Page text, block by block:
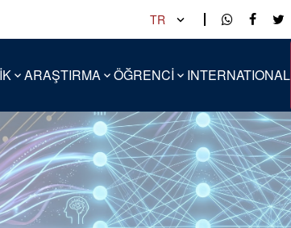
TR
ARAŞTIRMA ÖĞRENCİ INTERNATIONAL